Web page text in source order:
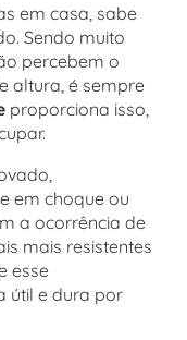
em casa, sabe
Sendo muito
percebem o
altura, é sempre
proporciona isso,
em choque ou
a ocorrência de
mais resistentes
esse
útil e dura por